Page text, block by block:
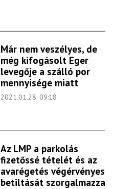
Már nem veszélyes, de
még kifogásolt Eger
levegője a szálló por
mennyisége miatt
2021.01.28. 09:18
Az LMP a parkolás
fizetőssé tételét és az
avarégetés végérvényes
betiltását szorgalmazza